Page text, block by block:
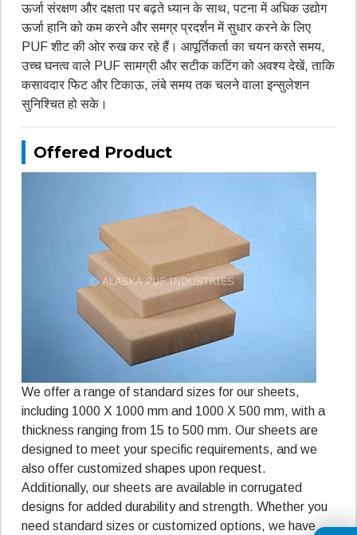
ऊर्जा संरक्षण और दक्षता पर बढ़ते ध्यान के साथ, पटना में अधिक उद्योग
ऊर्जा हानि को कम करने और समग्र प्रदर्शन में सुधार करने के लिए
PUF शीट की ओर रुख कर रहे हैं। आपूर्तिकर्ता का चयन करते समय,
उच्च घनत्व वाले PUF सामग्री और सटीक कटिंग को अवश्य देखें, ताकि
कसावदार फिट और टिकाऊ, लंबे समय तक चलने वाला इन्सुलेशन
सुनिश्चित हो सके।
Offered Product
We offer a range of standard sizes for our sheets,
including 1000 X 1000 mm and 1000 X 500 mm, with a
thickness ranging from 15 to 500 mm. Our sheets are
designed to meet your specific requirements, and we
also offer customized shapes upon request.
Additionally, our sheets are available in corrugated
designs for added durability and strength. Whether you
need standard sizes or customized options, we have